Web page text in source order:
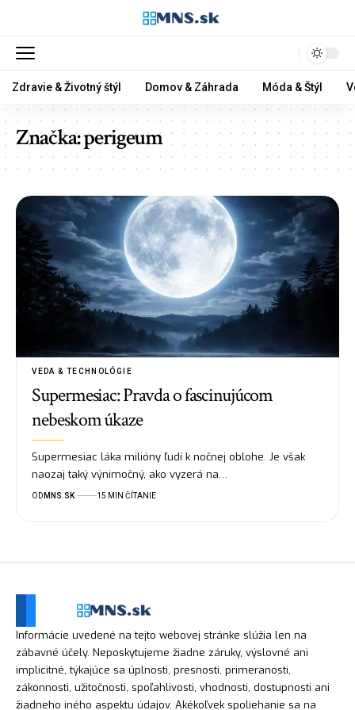
Zdravie & Životný štýl Domov & Záhrada Móda & Štýl
Značka:perigeum
VEDA & TECHNOLÓGIE
Supermesiac: Pravda o fascinujúcom
nebeskom úkaze
Supermesiac láka milióny ľudí k nočnej oblohe. Je však
naozaj taký výnimočný, ako vyzerá na…
OD MNS.SK 15 MIN ČÍTANIE
Informácie uvedené na tejto webovej stránke slúžia len na
zábavné účely. Neposkytujeme žiadne záruky, výslovné ani
implicitné, týkajúce sa úplnosti, presnosti, primeranosti,
zákonnosti, užitočnosti, spoľahlivosti, vhodnosti, dostupnosti ani
žiadneho iného aspektu údajov. Akékoľvek spoliehanie sa na